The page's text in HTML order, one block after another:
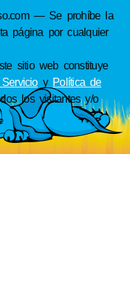
— Se prohíbe la
página por cualquier
sitio web constituye
y Política de
los visitantes y/o